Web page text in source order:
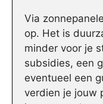
Via
op. Het is
minder voor je
subsidies, een
eventueel een
verdien je jouw